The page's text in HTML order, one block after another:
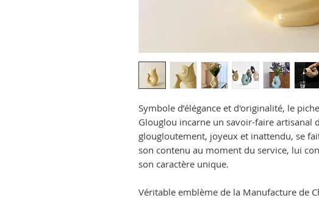
Symbole d’élégance et d'originalité, le
Glouglou incarne un savoir-faire artisanal
glougloutement, joyeux et inattendu, se
son contenu au moment du service, lui
son caractère unique.
Véritable emblème de la Manufacture de